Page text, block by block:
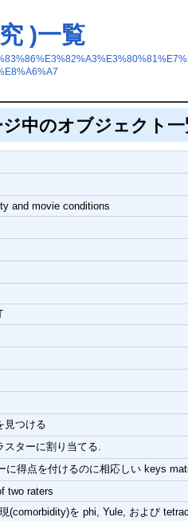
)一覧
中のオブジェクト
and movie conditions
見つける
スターに割り当てる.
得点を付けるのに相応しい keys
two raters
(comorbidity)を phi, Yule, および